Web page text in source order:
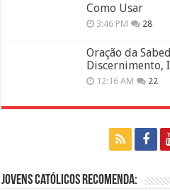
Como Usar
3:46 PM 28
Oração da
Discernimento,
12:16 AM 22
Jovens Católicos Recomenda: